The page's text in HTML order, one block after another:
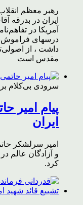
رهبر معظم
ایران در بدرقه
آمریکا در
درسهای
داشت ، از
مقدس است
سرودی بی‌کلام
پیام امیر
ایران
امیر سرلشکر
و آزادگان عالم
کرد.